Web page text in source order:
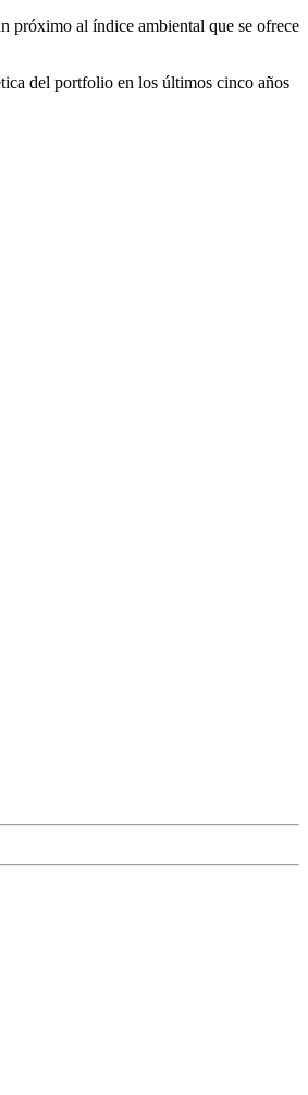
próximo al índice ambiental que se ofrece
del portfolio en los últimos cinco años